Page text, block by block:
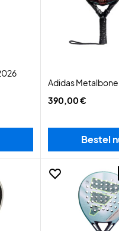
Adidas
390,00 €
Bestel